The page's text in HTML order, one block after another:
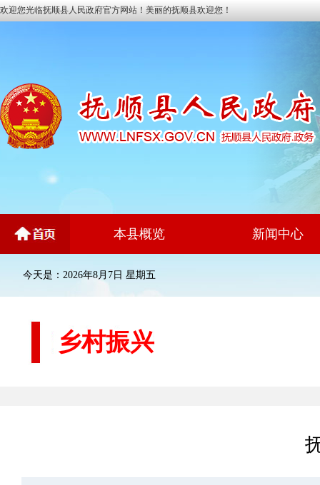
欢迎您光临抚顺县人民政府官方网站！美丽的抚顺县欢迎您！
本县概览 新闻中心
今天是：2026年8月7日 星期五
乡村振兴